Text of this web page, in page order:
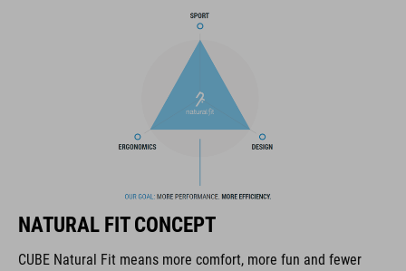
La marca CUBE es sinónimo de productos innovadores y de
alta calidad, basados constantemente en las tendencias
actuales. Gracias a la estrecha colaboración de los
diseñadores en el desarrollo de accesorios y bicicletas, los
productos están perfectamente armonizados y ofrecen la
mejor combinación de diseño, tecnología y usabilidad.
downhill/mountain bike helmet
in collaboration with 100% Speed Lab
NATURAL FIT CONCEPT
CUBE Natural Fit means more comfort, more fun and fewer